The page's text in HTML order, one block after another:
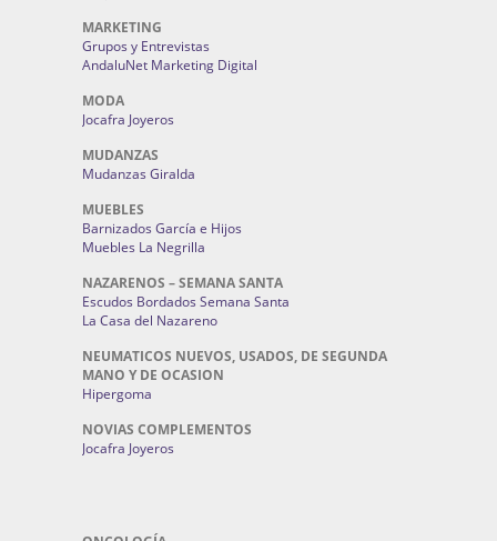
MARKETING
Grupos y Entrevistas
AndaluNet Marketing Digital
MODA
Jocafra Joyeros
MUDANZAS
Mudanzas Giralda
MUEBLES
Barnizados García e Hijos
Muebles La Negrilla
NAZARENOS – SEMANA SANTA
Escudos Bordados Semana Santa
La Casa del Nazareno
NEUMATICOS NUEVOS, USADOS, DE SEGUNDA
MANO Y DE OCASION
Hipergoma
NOVIAS COMPLEMENTOS
Jocafra Joyeros